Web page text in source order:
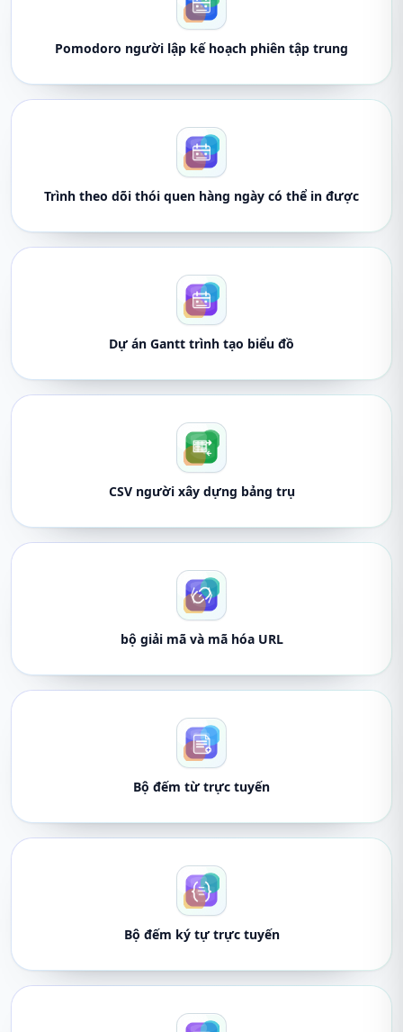
Pomodoro người lập kế hoạch phiên tập trung
Trình theo dõi thói quen hàng ngày có thể in được
Dự án Gantt trình tạo biểu đồ
CSV người xây dựng bảng trụ
bộ giải mã và mã hóa URL
Bộ đếm từ trực tuyến
Bộ đếm ký tự trực tuyến